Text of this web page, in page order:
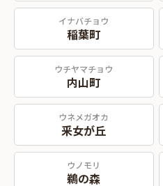
イナバチョウ
稲葉町
ウチヤマチョウ
内山町
ウネメガオカ
釆女が丘
ウノモリ
鵜の森